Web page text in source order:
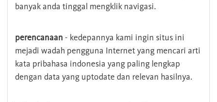
banyak anda tinggal mengklik navigasi.
perencanaan - kedepannya kami ingin situs ini
mejadi wadah pengguna Internet yang mencari arti
kata pribahasa indonesia yang paling lengkap
dengan data yang uptodate dan relevan hasilnya.